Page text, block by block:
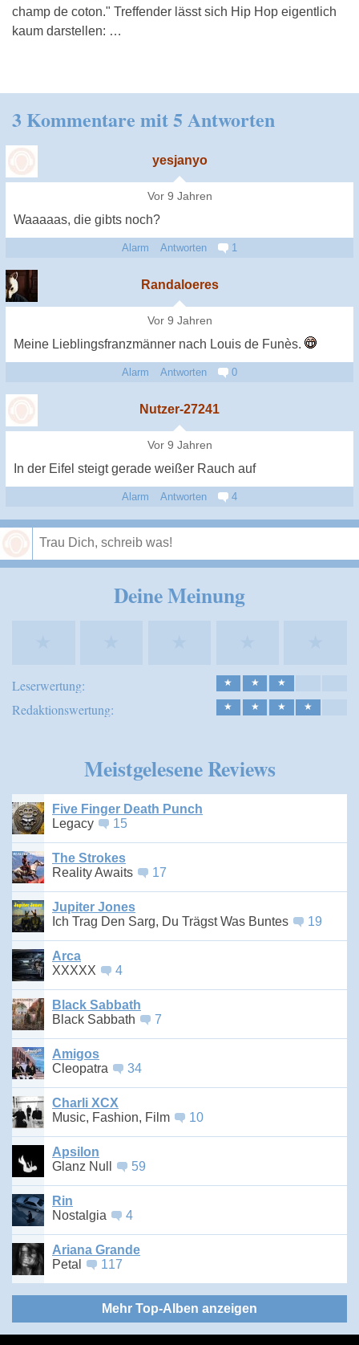
champ de coton." Treffender lässt sich Hip Hop eigentlich
kaum darstellen: …
3 Kommentare mit 5 Antworten
yesjanyo
Vor 9 Jahren
Waaaaas, die gibts noch?
Alarm Antworten 1
Randaloeres
Vor 9 Jahren
Meine Lieblingsfranzmänner nach Louis de Funès.
Alarm Antworten 0
Nutzer-27241
Vor 9 Jahren
In der Eifel steigt gerade weißer Rauch auf
Alarm Antworten 4
Deine Meinung
Leserwertung: ★ ★ ★
Redaktionswertung: ★ ★ ★ ★
Meistgelesene Reviews
Five Finger Death Punch
Legacy
15
The Strokes
Reality Awaits
17
Jupiter Jones
Ich Trag Den Sarg, Du Trägst Was Buntes
19
Arca
XXXXX
4
Black Sabbath
Black Sabbath
7
Amigos
Cleopatra
34
Charli XCX
Music, Fashion, Film
10
Apsilon
Glanz Null
59
Rin
Nostalgia
4
Ariana Grande
Petal
117
Mehr Top-Alben anzeigen